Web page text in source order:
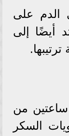
الدم على
أيضًا إلى
ساعتين من
السكر